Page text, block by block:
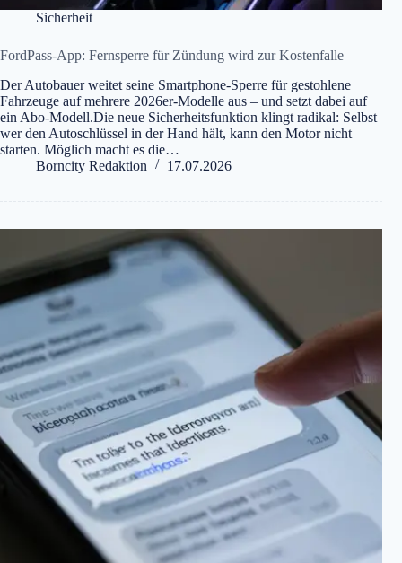
Sicherheit
FordPass-App: Fernsperre für Zündung wird zur Kostenfalle
Der Autobauer weitet seine Smartphone-Sperre für gestohlene
Fahrzeuge auf mehrere 2026er-Modelle aus – und setzt dabei auf
ein Abo-Modell.Die neue Sicherheitsfunktion klingt radikal: Selbst
wer den Autoschlüssel in der Hand hält, kann den Motor nicht
starten. Möglich macht es die…
Borncity Redaktion
17.07.2026